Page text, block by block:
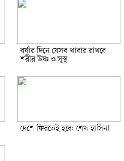
বর্ষার দিনে যেসব খাবার রাখবে
শরীর উষ্ণ ও সুস্থ
দেশে ফিরতেই হবে: শেখ হাসিনা